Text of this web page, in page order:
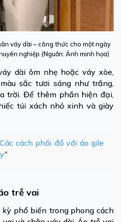
váy dài – công thức cho một ngày
nghiệp (Nguồn: Ảnh minh họa)
dài ôm nhẹ hoặc váy xòe,
sắc tươi sáng như trắng,
trời. Để thêm phần hiện đại,
túi xách nhỏ xinh và giày
Các cách phối đồ với áo gile
"
trễ vai
phổ biến trong phong cách